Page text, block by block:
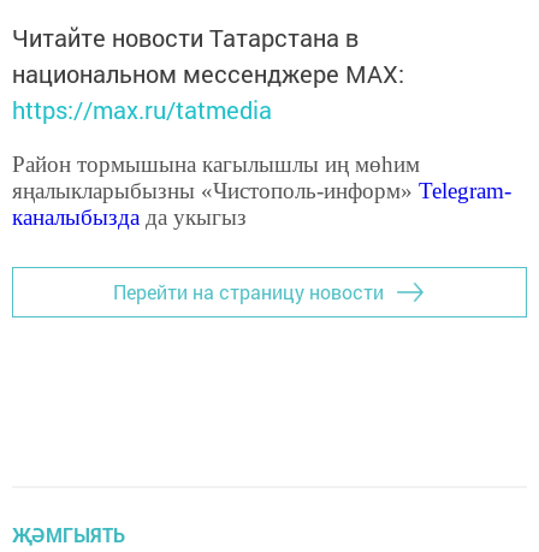
Читайте новости Татарстана в
национальном мессенджере MАХ:
https://max.ru/tatmedia
Район тормышына кагылышлы иң мөһим
яңалыкларыбызны «Чистополь-информ» Telegram-
каналыбызда да укыгыз
Перейти на страницу новости
ҖӘМГЫЯТЬ